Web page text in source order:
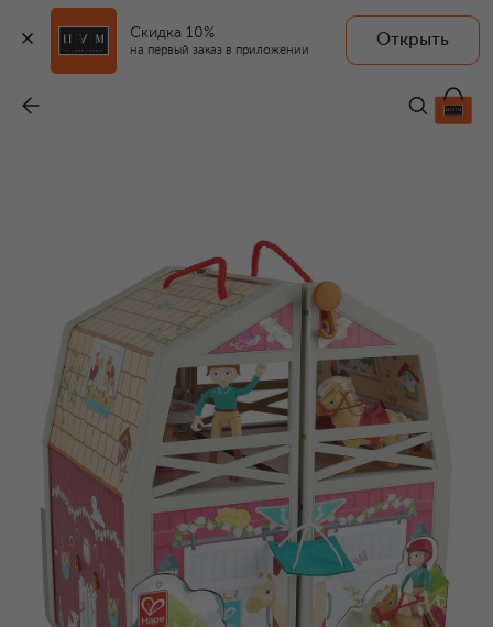
Скидка 10%
на первый заказ в приложении
Открыть
13 030 ₽